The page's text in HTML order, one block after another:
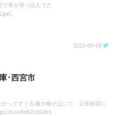
で車が突っ込んでた
2023-05-09
･西宮市
ってすぐ生瀬大橋そばにて、正面衝突に
t.co/0d5Zr1GBrz